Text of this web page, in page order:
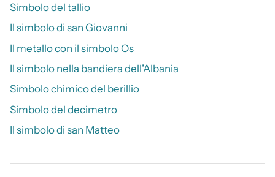
Simbolo del tallio
Il simbolo di san Giovanni
Il metallo con il simbolo Os
Il simbolo nella bandiera dell’Albania
Simbolo chimico del berillio
Simbolo del decimetro
Il simbolo di san Matteo